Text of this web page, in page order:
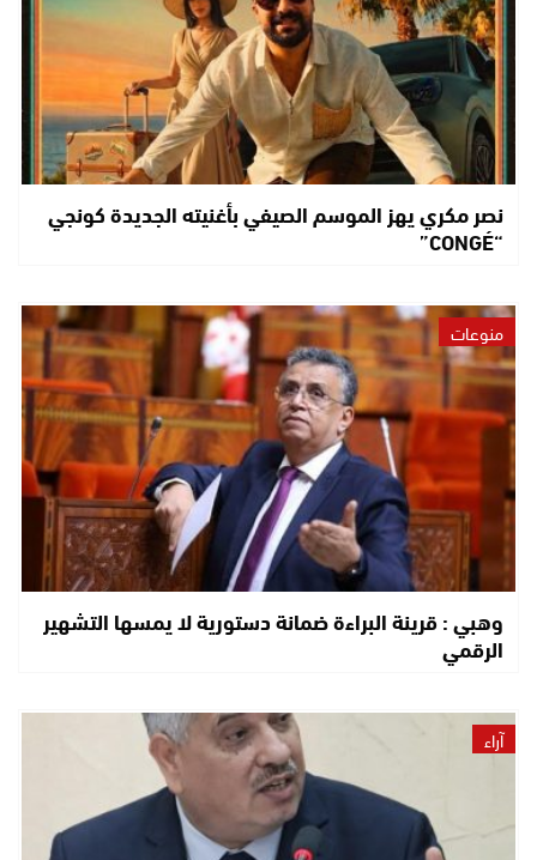
نصر مكري يهز الموسم الصيفي بأغنيته الجديدة كونجي
“CONGÉ”
منوعات
وهبي : قرينة البراءة ضمانة دستورية لا يمسها التشهير
الرقمي
آراء